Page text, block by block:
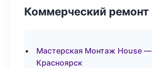
Коммерческий ремонт
Мастерская Монтаж House —
Красноярск